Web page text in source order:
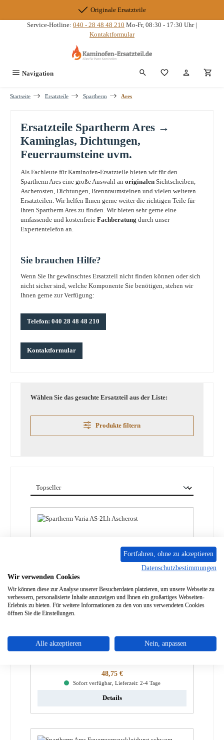
Originale Ersatzteile
Service-Hotline: 040 - 28 48 48 210 Mo-Fr, 08:30 - 17:30 Uhr |
Kontaktformular
Navigation Du hast 0
Startseite Ersatzteile Spartherm Ares
Ersatzteile Spartherm Ares →
Kaminglas, Dichtungen,
Feuerraumsteine uvm.
Als Fachleute für Kaminofen-Ersatzteile bieten wir für den
Spartherm Ares eine große Auswahl an originalen Sichtscheiben,
Ascherosten, Dichtungen, Brennraumsteinen und vielen weiteren
Ersatzteilen. Wir helfen Ihnen gerne weiter die richtigen Teile für
Ihren Spartherm Ares zu finden. Wir bieten sehr gerne eine
umfassende und kostenfreie Fachberatung durch unser
Expertentelefon an.
Sie brauchen Hilfe?
Wenn Sie Ihr gewünschtes Ersatzteil nicht finden können oder sich
nicht sicher sind, welche Komponente Sie benötigen, stehen wir
Ihnen gerne zur Verfügung:
Telefon: 040 28 48 48 210
Kontaktformular
Wählen Sie das gesuchte Ersatzteil aus der Liste:
Produkte filtern
Regulärer Preis:
48,75 €
Sofort verfügbar, Lieferzeit: 2-4 Tage
Details
Fortfahren, ohne zu akzeptieren
Datenschutzbestimmungen
Wir verwenden Cookies
Wir können diese zur Analyse unserer Besucherdaten platzieren, um unsere Webseite zu
verbessern, personalisierte Inhalte anzuzeigen und Ihnen ein großartiges Webseiten-
Erlebnis zu bieten. Für weitere Informationen zu den von uns verwendeten Cookies
öffnen Sie die Einstellungen.
Alle akzeptieren Nein, anpassen